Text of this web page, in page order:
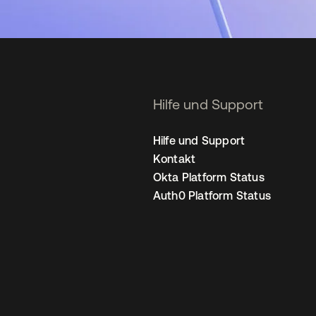
Hilfe und Support
Hilfe und Support
Kontakt
Okta Platform Status
Auth0 Platform Status